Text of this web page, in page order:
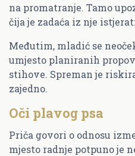
na promatranje. Tamo
čija je zadaća iz nje
Međutim, mladić se
umjesto planiranih
stihove. Spreman je
zajedno.
Oči plavog psa
Priča govori o odnosu
mjesto radnje potpuno je